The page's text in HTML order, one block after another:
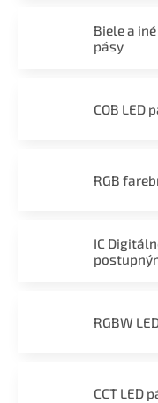
Biele a
pásy
COB LED
RGB
IC
RGBW
CCT LED